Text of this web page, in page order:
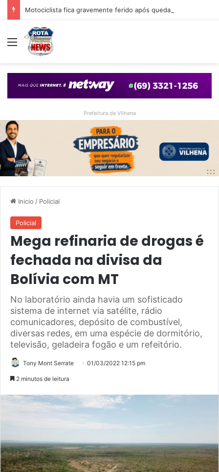
Menu
Prefeitura de Vilhena
Inicio / Policial
Policial
Mega refinaria de drogas é
fechada na divisa da
Bolívia com MT
No laboratório ainda havia um sofisticado
sistema de internet via satélite, rádio
comunicadores, depósito de combustível,
diversas redes, em uma espécie de dormitório,
televisão, geladeira fogão e um refeitório.
Tony Mont Serrate 01/03/2022 12:15 pm
2 minutos de leitura